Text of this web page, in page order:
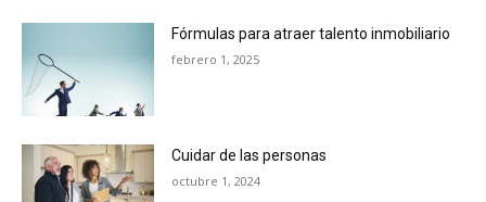
Fórmulas para atraer talento inmobiliario
febrero 1, 2025
Cuidar de las personas
octubre 1, 2024